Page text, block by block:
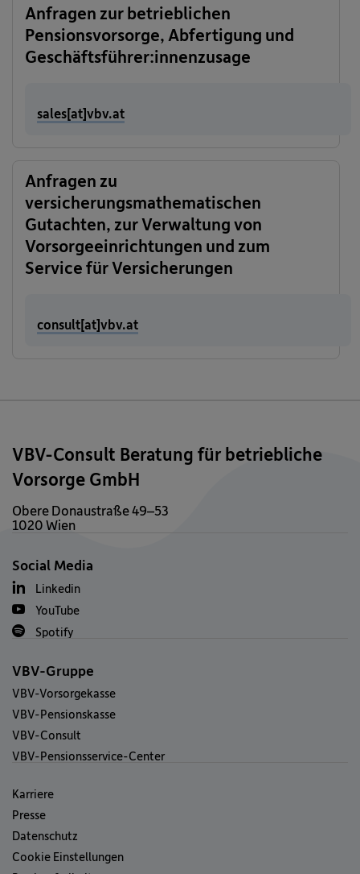
Anfragen zur betrieblichen
Pensionsvorsorge, Abfertigung und
Geschäftsführer:innenzusage
sales[at]vbv.at
Anfragen zu
versicherungsmathematischen
Gutachten, zur Verwaltung von
Vorsorgeeinrichtungen und zum
Service für Versicherungen
consult[at]vbv.at
VBV-Consult Beratung für betriebliche
Vorsorge GmbH
Obere Donaustraße 49–53
1020 Wien
Social Media
Linkedin
YouTube
Spotify
VBV-Gruppe
VBV-Vorsorgekasse
VBV-Pensionskasse
VBV-Consult
VBV-Pensionsservice-Center
Karriere
Presse
Datenschutz
Cookie Einstellungen